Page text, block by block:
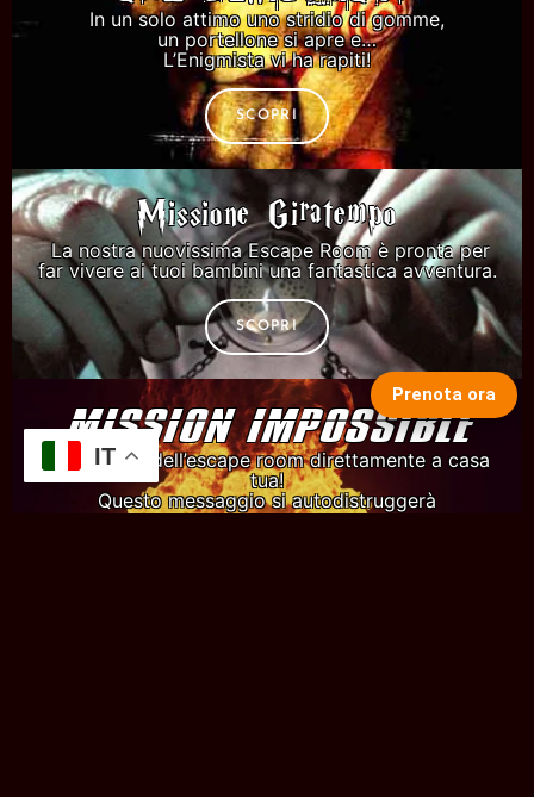
In un solo attimo uno stridio di gomme,
un portellone si apre e…
L’Enigmista vi ha rapiti!
SCOPRI
Missione Giratempo
La nostra nuovissima Escape Room è pronta per
far vivere ai tuoi bambini una fantastica avventura.
SCOPRI
MISSION IMPOSSIBLE
L’avventura dell’escape room direttamente a casa
tua!
Questo messaggio si autodistruggerà
IT
Prenota ora